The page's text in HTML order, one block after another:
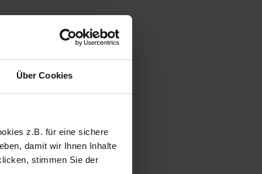
Über Cookies
z.B. für eine sichere
damit wir Ihnen Inhalte
stimmen Sie der